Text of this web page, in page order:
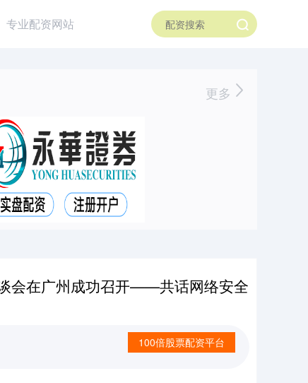
专业配资网站
更多
会在广州成功召开——共话网络安全
100倍股票配资平台